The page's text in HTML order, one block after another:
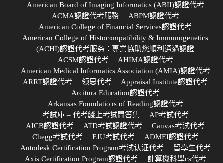
American Board of Imaging Informatics (ABII)認證代考
ACMA認證代考服務
ABPM認證代考
American College of Financial Services認證代考
American College of Histocompatibility & Immunogenetics
(ACHI)認證代考服务：專業協助您順利通過認證
ACSM認證代考
AHIMA認證代考
American Medical Informatics Association (AMIA)認證代考
ARRT認證代考
领思代考
Appraisal Institute認證代考
Arcitura Education認證代考
Arkansas Foundations of Reading認證代考
考試庫 – 代考綫上考試問答集
AP考試代考
AICB認證代考
ATD考試認證代考
Canvas考试代考
Chegg考試代考
EJU考試代考
ADMEI認證代考
Autodesk Certification Program考试认证代考
留學生代考
Axis Certification Program認證代考
計算機科學cs代考